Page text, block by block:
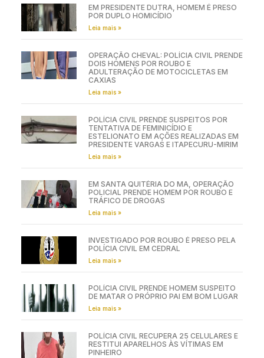
EM PRESIDENTE DUTRA, HOMEM É PRESO
POR DUPLO HOMICÍDIO
Leia mais »
OPERAÇÃO CHEVAL: POLÍCIA CIVIL PRENDE
DOIS HOMENS POR ROUBO E
ADULTERAÇÃO DE MOTOCICLETAS EM
CAXIAS
Leia mais »
POLÍCIA CIVIL PRENDE SUSPEITOS POR
TENTATIVA DE FEMINICÍDIO E
ESTELIONATO EM AÇÕES REALIZADAS EM
PRESIDENTE VARGAS E ITAPECURU-MIRIM
Leia mais »
EM SANTA QUITÉRIA DO MA, OPERAÇÃO
POLICIAL PRENDE HOMEM POR ROUBO E
TRÁFICO DE DROGAS
Leia mais »
INVESTIGADO POR ROUBO É PRESO PELA
POLÍCIA CIVIL EM CEDRAL
Leia mais »
POLÍCIA CIVIL PRENDE HOMEM SUSPEITO
DE MATAR O PRÓPRIO PAI EM BOM LUGAR
Leia mais »
POLÍCIA CIVIL RECUPERA 25 CELULARES E
RESTITUI APARELHOS ÀS VÍTIMAS EM
PINHEIRO